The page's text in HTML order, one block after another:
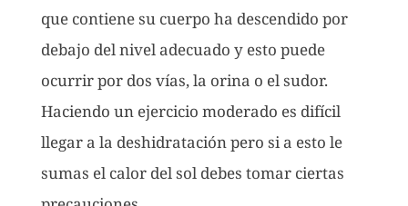
que contiene su cuerpo ha descendido por
debajo del nivel adecuado y esto puede
ocurrir por dos vías, la orina o el sudor.
Haciendo un ejercicio moderado es difícil
llegar a la deshidratación pero si a esto le
sumas el calor del sol debes tomar ciertas